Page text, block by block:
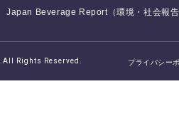
Japan Beverage Report（環境・社会報
All Rights Reserved. プライバシー